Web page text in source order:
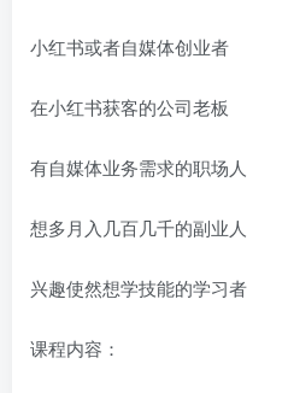
小红书或者自媒体创业者
在小红书获客的公司老板
有自媒体业务需求的职场人
想多月入几百几千的副业人
兴趣使然想学技能的学习者
课程内容：